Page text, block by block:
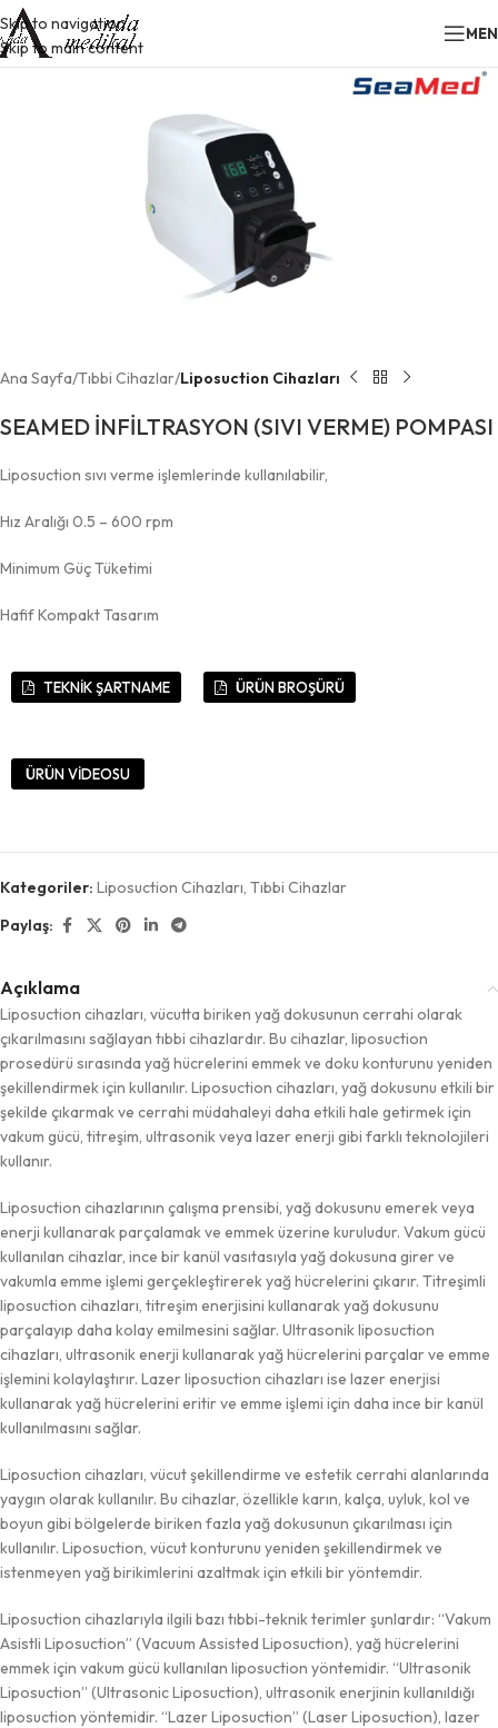
Skip to navigation
Skip to main content
Ana Sayfa Tıbbi Cihazlar Liposuction Cihazları
SEAMED İNFİLTRASYON (SIVI VERME) POMPASI
Liposuction sıvı verme işlemlerinde kullanılabilir,
Hız Aralığı 0.5 – 600 rpm
Minimum Güç Tüketimi
Hafif Kompakt Tasarım
TEKNİK ŞARTNAME ÜRÜN BROŞÜRÜ
ÜRÜN VİDEOSU
Kategoriler: Liposuction Cihazları, Tıbbi Cihazlar
Paylaş:
Açıklama
Liposuction cihazları, vücutta biriken yağ dokusunun cerrahi olarak
çıkarılmasını sağlayan tıbbi cihazlardır. Bu cihazlar, liposuction
prosedürü sırasında yağ hücrelerini emmek ve doku konturunu yeniden
şekillendirmek için kullanılır. Liposuction cihazları, yağ dokusunu etkili bir
şekilde çıkarmak ve cerrahi müdahaleyi daha etkili hale getirmek için
vakum gücü, titreşim, ultrasonik veya lazer enerji gibi farklı teknolojileri
kullanır.
Liposuction cihazlarının çalışma prensibi, yağ dokusunu emerek veya
enerji kullanarak parçalamak ve emmek üzerine kuruludur. Vakum gücü
kullanılan cihazlar, ince bir kanül vasıtasıyla yağ dokusuna girer ve
vakumla emme işlemi gerçekleştirerek yağ hücrelerini çıkarır. Titreşimli
liposuction cihazları, titreşim enerjisini kullanarak yağ dokusunu
parçalayıp daha kolay emilmesini sağlar. Ultrasonik liposuction
cihazları, ultrasonik enerji kullanarak yağ hücrelerini parçalar ve emme
işlemini kolaylaştırır. Lazer liposuction cihazları ise lazer enerjisi
kullanarak yağ hücrelerini eritir ve emme işlemi için daha ince bir kanül
kullanılmasını sağlar.
Liposuction cihazları, vücut şekillendirme ve estetik cerrahi alanlarında
yaygın olarak kullanılır. Bu cihazlar, özellikle karın, kalça, uyluk, kol ve
boyun gibi bölgelerde biriken fazla yağ dokusunun çıkarılması için
kullanılır. Liposuction, vücut konturunu yeniden şekillendirmek ve
istenmeyen yağ birikimlerini azaltmak için etkili bir yöntemdir.
Liposuction cihazlarıyla ilgili bazı tıbbi-teknik terimler şunlardır: “Vakum
Asistli Liposuction” (Vacuum Assisted Liposuction), yağ hücrelerini
emmek için vakum gücü kullanılan liposuction yöntemidir. “Ultrasonik
Liposuction” (Ultrasonic Liposuction), ultrasonik enerjinin kullanıldığı
liposuction yöntemidir. “Lazer Liposuction” (Laser Liposuction), lazer